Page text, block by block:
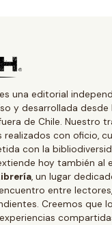
es una editorial
y desarrollada desde
de Chile. Nuestro
realizados con oficio,
con la
hoy también al
, un lugar
entre
Creemos que